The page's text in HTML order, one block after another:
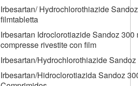
Irbesartan/ Hydrochlorothiazide
filmtabletta
Irbesartan Idroclorotiazide Sandoz 300
compresse rivestite con film
Irbesartan/Hydrochlorothiazide Sandoz
Irbesartan/Hidroclorotiazida Sandoz